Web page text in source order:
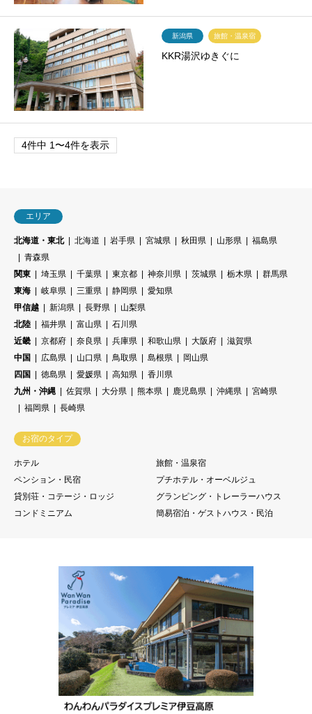
新潟県 旅館・温泉宿
KKR湯沢ゆきぐに
4件中 1〜4件を表示
エリア
北海道・東北 北海道 岩手県 宮城県 秋田県 山形県
福島県
青森県
関東
埼玉県 千葉県 東京都 神奈川県 茨城県 栃木県
群馬県
東海
岐阜県 三重県 静岡県
愛知県
甲信越
新潟県 長野県
山梨県
北陸
福井県 富山県
石川県
近畿
京都府 奈良県 兵庫県 和歌山県 大阪府
滋賀県
中国
広島県 山口県 鳥取県 島根県
岡山県
四国
徳島県 愛媛県 高知県
香川県
九州・沖縄
佐賀県 大分県 熊本県 鹿児島県 沖縄県
宮崎県
福岡県
長崎県
お宿のタイプ
ホテル
旅館・温泉宿
ペンション・民宿
プチホテル・オーベルジュ
貸別荘・コテージ・ロッジ
グランピング・トレーラーハウス
コンドミニアム
簡易宿泊・ゲストハウス・民泊